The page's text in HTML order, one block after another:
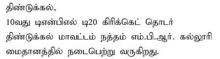
திண்டுக்கல்,
10வது டிஎன்பிஎல் டி20 கிரிக்கெட் தொடர்
திண்டுக்கல் மாவட்டம் நத்தம் எம்.பி.ஆர். கல்லூரி
மைதானத்தில் நடைபெற்று வருகிறது.